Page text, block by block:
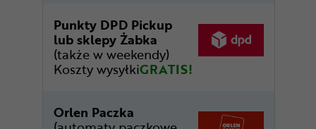
Punkty DPD Pickup
lub sklepy Żabka
(także w weekendy)
Koszty wysyłkiGRATIS!
Orlen Paczka